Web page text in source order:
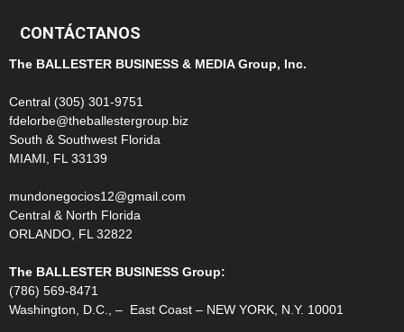
CONTÁCTANOS
The BALLESTER BUSINESS & MEDIA Group, Inc.
Central (305) 301-9751
fdelorbe@theballestergroup.biz
South & Southwest Florida
MIAMI, FL 33139
mundonegocios12@gmail.com
Central & North Florida
ORLANDO, FL 32822
The BALLESTER BUSINESS Group:
(786) 569-8471
Washington, D.C., – East Coast – NEW YORK, N.Y. 10001